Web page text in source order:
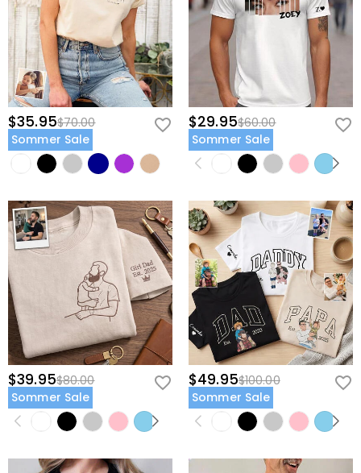
$35.95$70.00
Sommer Sale
$29.95$60.00
Sommer Sale
$39.95$80.00
Sommer Sale
$49.95$100.00
Sommer Sale